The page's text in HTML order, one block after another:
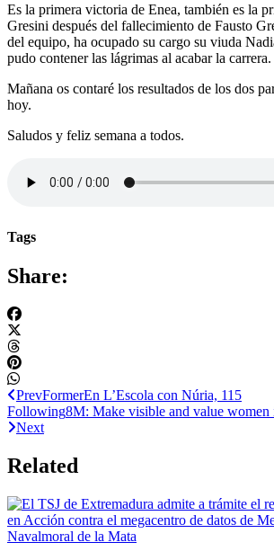
Es la primera victoria de Enea, también es la
Gresini después del fallecimiento de Fausto
del equipo, ha ocupado su cargo su viuda
pudo contener las lágrimas al acabar la carrera.
Mañana os contaré los resultados de los dos
hoy.
Saludos y feliz semana a todos.
Tags
Share:
PrevFormerEn L’Escola con Núria, 115
Following8M: Make visible and value women
Next
Related